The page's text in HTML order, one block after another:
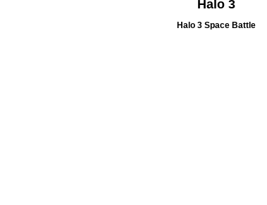
Halo 3
Halo 3 Space Battle